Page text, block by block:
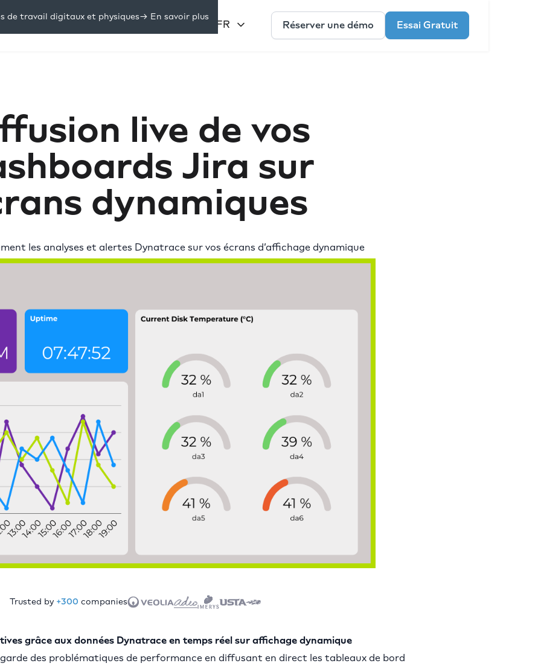
de travail digitaux et physiques-> En savoir plus
Se connecter FR Réserver une démo Essai Gratuit
live de vos
Jira sur
dynamiques
les analyses et alertes Dynatrace sur vos écrans d’affichage dynamique
Trusted by +300 companies
grâce aux données Dynatrace en temps réel sur affichage dynamique
garde des problématiques de performance en diffusant en direct les tableaux de bord